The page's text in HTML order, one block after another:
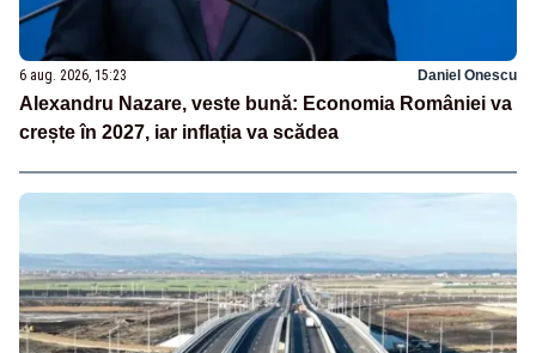
6 aug. 2026, 15:23 Daniel Onescu
Alexandru Nazare, veste bună: Economia României va
crește în 2027, iar inflația va scădea